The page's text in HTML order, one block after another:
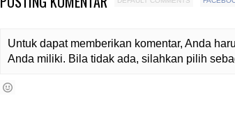
Untuk dapat memberikan komentar, Anda
Anda miliki. Bila tidak ada, silahkan pilih